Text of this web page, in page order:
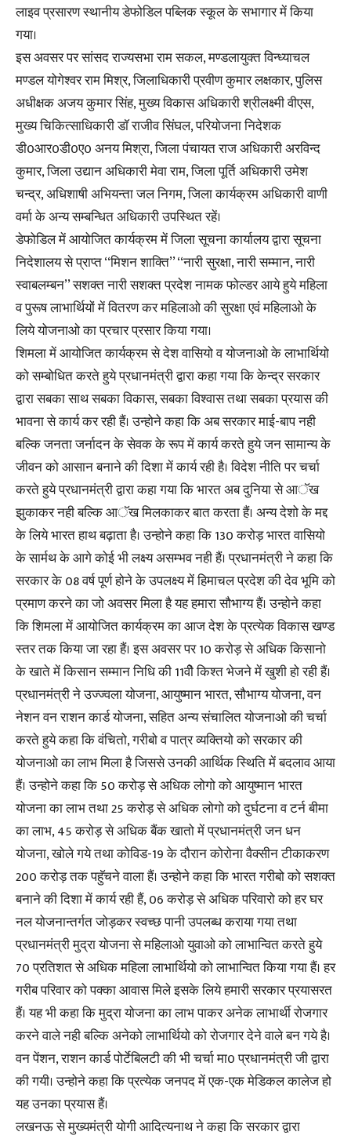
लाइव प्रसारण स्थानीय डेफोडिल पब्लिक स्कूल के सभागार में किया
गया।
इस अवसर पर सांसद राज्यसभा राम सकल, मण्डलायुक्त विन्ध्याचल
मण्डल योगेश्वर राम मिश्र, जिलाधिकारी प्रवीण कुमार लक्षकार, पुलिस
अधीक्षक अजय कुमार सिंह, मुख्य विकास अधिकारी श्रीलक्ष्मी वीएस,
मुख्य चिकित्साधिकारी डाॅ राजीव सिंघल, परियोजना निदेशक
डी0आर0डी0ए0 अनय मिश्रा, जिला पंचायत राज अधिकारी अरविन्द
कुमार, जिला उद्यान अधिकारी मेवा राम, जिला पूर्ति अधिकारी उमेश
चन्द्र, अधिशाषी अभियन्ता जल निगम, जिला कार्यक्रम अधिकारी वाणी
वर्मा के अन्य सम्बन्धित अधिकारी उपस्थित रहें।
डेफोडिल में आयोजित कार्यक्रम में जिला सूचना कार्यालय द्वारा सूचना
निदेशालय से प्राप्त ‘‘मिशन शाक्ति’’ ‘‘नारी सुरक्षा, नारी सम्मान, नारी
स्वाबलम्बन’’ सशक्त नारी सशक्त प्रदेश नामक फोल्डर आये हुये महिला
व पुरूष लाभार्थियों में वितरण कर महिलाओ की सुरक्षा एवं महिलाओ के
लिये योजनाओ का प्रचार प्रसार किया गया।
शिमला में आयोजित कार्यक्रम से देश वासियो व योजनाओ के लाभार्थियो
को सम्बोधित करते हुये प्रधानमंत्री द्वारा कहा गया कि केन्द्र सरकार
द्वारा सबका साथ सबका विकास, सबका विश्वास तथा सबका प्रयास की
भावना से कार्य कर रही हैं। उन्होने कहा कि अब सरकार माई-बाप नही
बल्कि जनता जर्नादन के सेवक के रूप में कार्य करते हुये जन सामान्य के
जीवन को आसान बनाने की दिशा में कार्य रही है। विदेश नीति पर चर्चा
करते हुये प्रधानमंत्री द्वारा कहा गया कि भारत अब दुनिया से आॅख
झुकाकर नही बल्कि आॅख मिलकाकर बात करता हैं। अन्य देशो के मद्द
के लिये भारत हाथ बढ़ाता है। उन्होने कहा कि 130 करोड़ भारत वासियो
के सार्मथ के आगे कोई भी लक्ष्य असम्भव नही हैं। प्रधानमंत्री ने कहा कि
सरकार के 08 वर्ष पूर्ण होने के उपलक्ष्य में हिमाचल प्रदेश की देव भूमि को
प्रमाण करने का जो अवसर मिला है यह हमारा सौभाग्य हैं। उन्होने कहा
कि शिमला में आयोजित कार्यक्रम का आज देश के प्रत्येक विकास खण्ड
स्तर तक किया जा रहा हैं। इस अवसर पर 10 करोड़ से अधिक किसानो
के खाते में किसान सम्मान निधि की 11वीे किश्त भेजने में खुशी हो रही हैं।
प्रधानमंत्री ने उज्ज्वला योजना, आयुष्मान भारत, सौभाग्य योजना, वन
नेशन वन राशन कार्ड योजना, सहित अन्य संचालित योजनाओ की चर्चा
करते हुये कहा कि वंचितो, गरीबो व पात्र व्यक्तियो को सरकार की
योजनाओ का लाभ मिला है जिससे उनकी आर्थिक स्थिति में बदलाव आया
हैं। उन्होने कहा कि 50 करोड़ से अधिक लोगो को आयुष्मान भारत
योजना का लाभ तथा 25 करोड़ से अधिक लोगो को दुर्घटना व टर्न बीमा
का लाभ, 45 करोड़ से अधिक बैंक खातो में प्रधानमंत्री जन धन
योजना, खोले गये तथा कोविड-19 के दौरान कोरोना वैक्सीन टीकाकरण
200 करोड़ तक पहुॅचने वाला हैं। उन्होने कहा कि भारत गरीबो को सशक्त
बनाने की दिशा में कार्य रही हैं, 06 करोड़ से अधिक परिवारो को हर घर
नल योजनान्तर्गत जोड़कर स्वच्छ पानी उपलब्ध कराया गया तथा
प्रधानमंत्री मुद्रा योजना से महिलाओ युवाओ को लाभान्वित करते हुये
70 प्रतिशत से अधिक महिला लाभार्थियो को लाभान्वित किया गया हैं। हर
गरीब परिवार को पक्का आवास मिले इसके लिये हमारी सरकार प्रयासरत
हैं। यह भी कहा कि मुद्रा योजना का लाभ पाकर अनेक लाभार्थी रोजगार
करने वाले नही बल्कि अनेको लाभार्थियो को रोजगार देने वाले बन गये है।
वन पेंशन, राशन कार्ड पोर्टेबिलटी की भी चर्चा मा0 प्रधानमंत्री जी द्वारा
की गयी। उन्होने कहा कि प्रत्येक जनपद में एक-एक मेडिकल कालेज हो
यह उनका प्रयास हैं।
लखनऊ से मुख्यमंत्री योगी आदित्यनाथ ने कहा कि सरकार द्वारा